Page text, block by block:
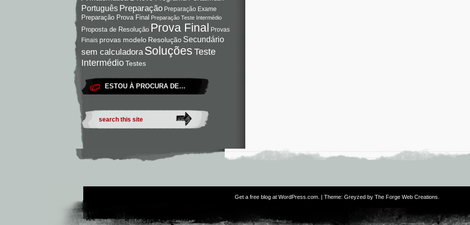
Português Preparação Preparação Exame
Preparação Prova Final Preparação Teste Intermédio
Proposta de Resolução Prova Final Provas
Finais provas modelo Resolução Secundário
sem calculadora Soluções Teste
IntermédioTestes
ESTOU À PROCURA DE…
Get a free blog at WordPress.com . | Theme: Greyzed by The Forge Web Creations